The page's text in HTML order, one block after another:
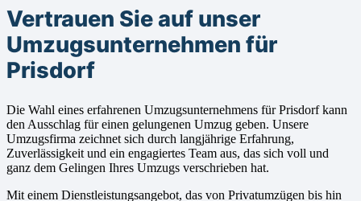
Vertrauen Sie auf unser
Umzugsunternehmen für
Prisdorf
Die Wahl eines erfahrenen Umzugsunternehmens für Prisdorf kann
den Ausschlag für einen gelungenen Umzug geben. Unsere
Umzugsfirma zeichnet sich durch langjährige Erfahrung,
Zuverlässigkeit und ein engagiertes Team aus, das sich voll und
ganz dem Gelingen Ihres Umzugs verschrieben hat.
Mit einem Dienstleistungsangebot, das von Privatumzügen bis hin